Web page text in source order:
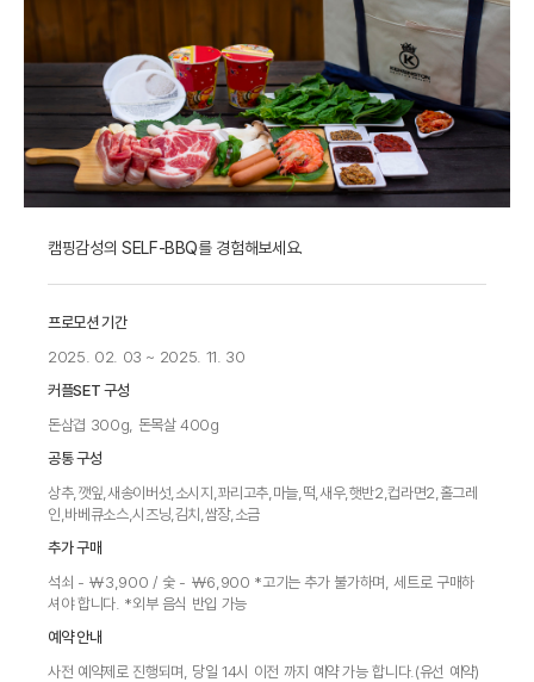
캠핑감성의 SELF-BBQ를 경험해보세요.
프로모션 기간
2025. 02. 03 ~ 2025. 11. 30
커플SET 구성
돈삼겹 300g, 돈목살 400g
공통 구성
상추,깻잎,새송이버섯,소시지,꽈리고추,마늘,떡,새우,햇반2,컵라면2,홀그레
인,바베큐소스,시즈닝,김치,쌈장,소금
추가 구매
석쇠 - ￦3,900 / 숯 - ￦6,900 *고기는 추가 불가하며, 세트로 구매하
셔야 합니다. *외부 음식 반입 가능
예약 안내
사전 예약제로 진행되며, 당일 14시 이전 까지 예약 가능 합니다.(유선 예약)